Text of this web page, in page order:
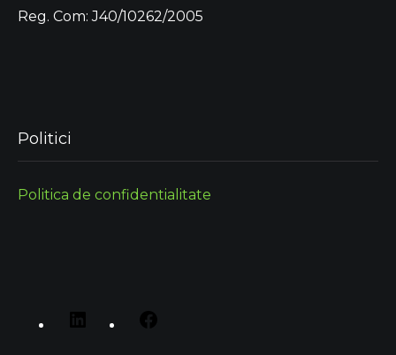
Reg. Com: J40/10262/2005
Politici
Politica de confidentialitate